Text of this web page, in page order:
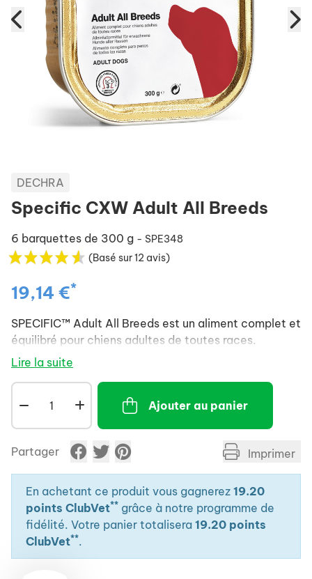
DECHRA
Specific CXW Adult All Breeds
6 barquettes de 300 g - SPE348
(Basé sur 12 avis)
19,14 €*
SPECIFIC™ Adult All Breeds est un aliment complet et
équilibré pour chiens adultes de toutes races.
Lire la suite
Ajouter au panier
Partager Imprimer
En achetant ce produit vous gagnerez 19.20
points ClubVet** grâce à notre programme de
fidélité. Votre panier totalisera 19.20 points
ClubVet**.